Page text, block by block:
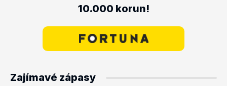
10.000 korun!
Zajímavé zápasy